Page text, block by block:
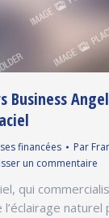
Business
financées Par
un commentaire
qui
l’éclairage naturel